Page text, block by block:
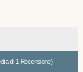
di 1 Recensione)